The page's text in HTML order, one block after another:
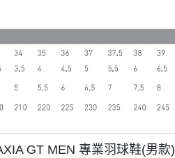
GT MEN 專業羽球鞋(男款)